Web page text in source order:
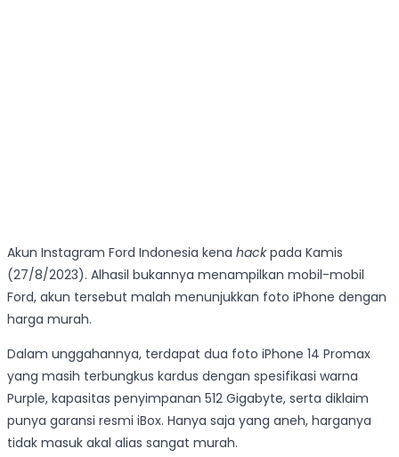
Akun Instagram Ford Indonesia kena hackpada Kamis
(27/8/2023). Alhasil bukannya menampilkan mobil-mobil
Ford, akun tersebut malah menunjukkan foto iPhone dengan
harga murah.
Dalam unggahannya, terdapat dua foto iPhone 14 Promax
yang masih terbungkus kardus dengan spesifikasi warna
Purple, kapasitas penyimpanan 512 Gigabyte, serta diklaim
punya garansi resmi iBox. Hanya saja yang aneh, harganya
tidak masuk akal alias sangat murah.